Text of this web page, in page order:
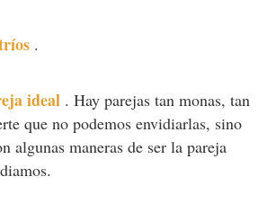
.
ideal . Hay parejas tan monas, tan
que no podemos envidiarlas, sino
algunas maneras de ser la pareja